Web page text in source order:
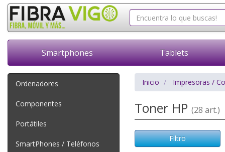
Smartphones Tablets
Ordenadores
Componentes
Portátiles
SmartPhones / Teléfonos
Inicio Impresoras /
Toner HP (28 art.)
Filtro